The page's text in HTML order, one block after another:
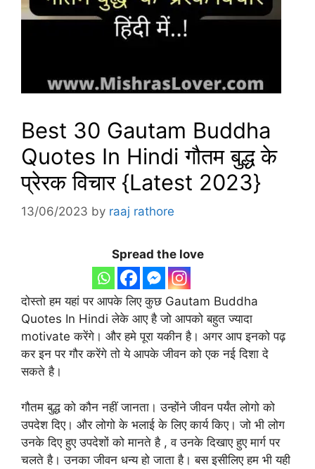
Best 30 Gautam Buddha
Quotes In Hindi गौतम बुद्ध के
प्रेरक विचार {Latest 2023}
13/06/2023 by raaj rathore
Spread the love
दोस्तो हम यहां पर आपके लिए कुछ Gautam Buddha
Quotes In Hindi लेके आए है जो आपको बहुत ज्यादा
motivate करेंगे। और हमे पूरा यकीन है। अगर आप इनको पढ़
कर इन पर गौर करेंगे तो ये आपके जीवन को एक नई दिशा दे
सकते है।
गौतम बुद्ध को कौन नहीं जानता। उन्होंने जीवन पर्यंत लोगो को
उपदेश दिए। और लोगो के भलाई के लिए कार्य किए। जो भी लोग
उनके दिए हुए उपदेशों को मानते है , व उनके दिखाए हुए मार्ग पर
चलते है। उनका जीवन धन्य हो जाता है। बस इसीलिए हम भी यही